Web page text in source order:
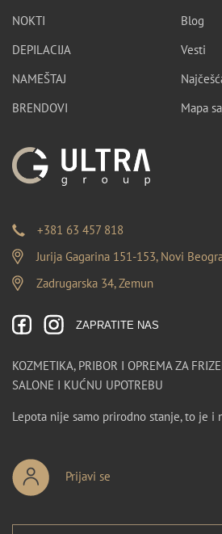
NOKTI
DEPILACIJA
NAMEŠTAJ
BRENDOVI
Blog
Vesti
Mapa
+381 63 457 818
Jurija Gagarina 151-153, Novi
Zadrugarska 34, Zemun
ZAPRATITE NAS
KOZMETIKA, PRIBOR I OPREMA ZA
SALONE I KUĆNU UPOTREBU
Lepota nije samo prirodno stanje, to je i
Prijavi se